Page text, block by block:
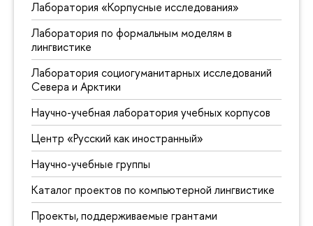
Лаборатория «Корпусные исследования»
Лаборатория по формальным моделям в
лингвистике
Лаборатория социогуманитарных исследований
Севера и Арктики
Научно-учебная лаборатория учебных корпусов
Центр «Русский как иностранный»
Научно-учебные группы
Каталог проектов по компьютерной лингвистике
Проекты, поддерживаемые грантами